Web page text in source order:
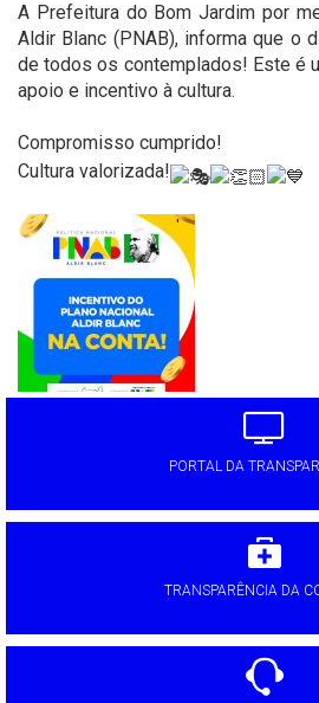
A Prefeitura do Bom Jardim por
Aldir Blanc (PNAB), informa que o
de todos os contemplados! Este é
apoio e incentivo à cultura.
Compromisso cumprido!
Cultura valorizada!
PORTAL DA
TRANSPARÊNCIA DA
'